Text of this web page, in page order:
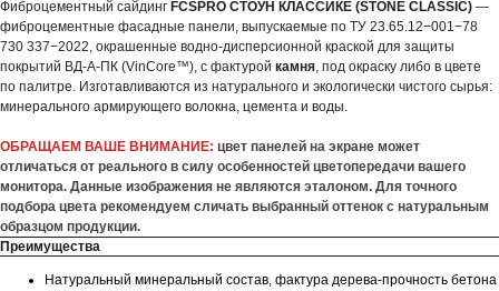
Фиброцементный сайдинг FCSPRO СТОУН КЛАССИКЕ (STONE CLASSIC) —
фиброцементные фасадные панели, выпускаемые по ТУ 23.65.12−001−78
730 337−2022, окрашенные водно-дисперсионной краской для защиты
покрытий ВД-А-ПК (VinCore™), с фактурой камня, под окраску либо в цвете
по палитре. Изготавливаются из натурального и экологически чистого сырья:
минерального армирующего волокна, цемента и воды.
ОБРАЩАЕМ ВАШЕ ВНИМАНИЕ: цвет панелей на экране может
отличаться от реального в силу особенностей цветопередачи вашего
монитора. Данные изображения не являются эталоном. Для точного
подбора цвета рекомендуем сличать выбранный оттенок с натуральным
образцом продукции.
Преимущества
Натуральный минеральный состав, фактура дерева-прочность бетона